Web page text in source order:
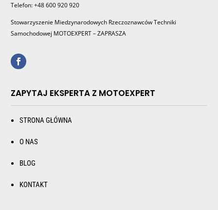
Telefon: +48 600 920 920
Stowarzyszenie Miedzynarodowych Rzeczoznawców Techniki
Samochodowej MOTOEXPERT – ZAPRASZA
ZAPYTAJ EKSPERTA Z MOTOEXPERT
STRONA GŁÓWNA
O NAS
BLOG
KONTAKT